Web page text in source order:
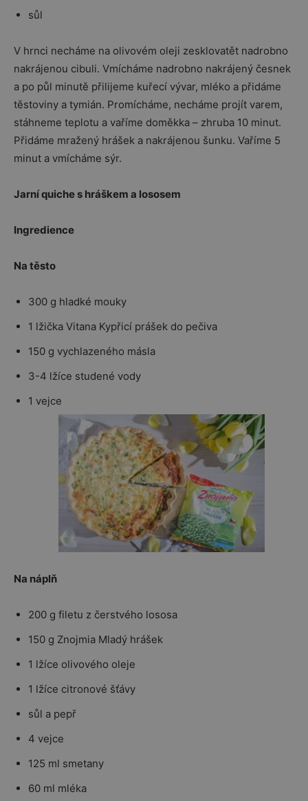
sůl
V hrnci necháme na olivovém oleji zesklovatět nadrobno
nakrájenou cibuli. Vmícháme nadrobno nakrájený česnek
a po půl minutě přilijeme kuřecí vývar, mléko a přidáme
těstoviny a tymián. Promícháme, necháme projít varem,
stáhneme teplotu a vaříme doměkka – zhruba 10 minut.
Přidáme mražený hrášek a nakrájenou šunku. Vaříme 5
minut a vmícháme sýr.
Jarní quiche s hráškem a lososem
Ingredience
Na těsto
300 g hladké mouky
1 lžička Vitana Kypřicí prášek do pečiva
150 g vychlazeného másla
3-4 lžíce studené vody
1 vejce
Na náplň
200 g filetu z čerstvého lososa
150 g Znojmia Mladý hrášek
1 lžíce olivového oleje
1 lžíce citronové šťávy
sůl a pepř
4 vejce
125 ml smetany
60 ml mléka